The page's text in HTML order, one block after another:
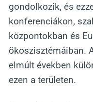
gondolkozik, és
konferenciákon,
központokban és
ökoszisztémáiban.
elmúlt években
ezen a területen.